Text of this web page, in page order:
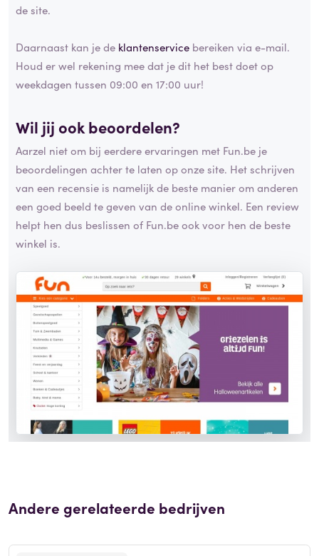
de site.
Daarnaast kan je de klantenservice bereiken via e-mail.
Houd er wel rekening mee dat je dit het best doet op
weekdagen tussen 09:00 en 17:00 uur!
Wil jij ook beoordelen?
Aarzel niet om bij eerdere ervaringen met Fun.be je
beoordelingen achter te laten op onze site. Het schrijven
van een recensie is namelijk de beste manier om anderen
een goed beeld te geven van de online winkel. Een review
helpt hen dus beslissen of Fun.be ook voor hen de beste
winkel is.
Andere gerelateerde bedrijven